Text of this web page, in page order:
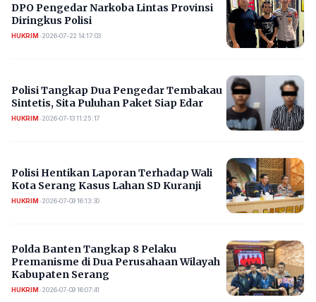
DPO Pengedar Narkoba Lintas Provinsi
Diringkus Polisi
HUKRIM•2026-07-22 14:17:03
Polisi Tangkap Dua Pengedar Tembakau
Sintetis, Sita Puluhan Paket Siap Edar
HUKRIM•2026-07-13 11:25:17
Polisi Hentikan Laporan Terhadap Wali
Kota Serang Kasus Lahan SD Kuranji
HUKRIM•2026-07-09 16:13:30
Polda Banten Tangkap 8 Pelaku
Premanisme di Dua Perusahaan Wilayah
Kabupaten Serang
HUKRIM•2026-07-09 16:07:41